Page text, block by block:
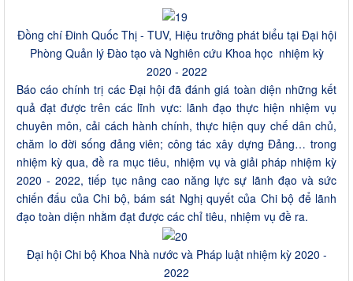
Đồng chí Đinh Quốc Thị - TUV, Hiệu trưởng phát biểu tại Đại hội
Phòng Quản lý Đào tạo và Nghiên cứu Khoa học nhiệm kỳ
2020 - 2022
Báo cáo chính trị các Đại hội đã đánh giá toàn diện những kết
quả đạt được trên các lĩnh vực: lãnh đạo thực hiện nhiệm vụ
chuyên môn, cải cách hành chính, thực hiện quy chế dân chủ,
chăm lo đời sống đảng viên; công tác xây dựng Đảng… trong
nhiệm kỳ qua, đề ra mục tiêu, nhiệm vụ và giải pháp nhiệm kỳ
2020 - 2022, tiếp tục nâng cao năng lực sự lãnh đạo và sức
chiến đấu của Chi bộ, bám sát Nghị quyết của Chi bộ để lãnh
đạo toàn diện nhằm đạt được các chỉ tiêu, nhiệm vụ đề ra.
Đại hội Chi bộ Khoa Nhà nước và Pháp luật nhiệm kỳ 2020 -
2022